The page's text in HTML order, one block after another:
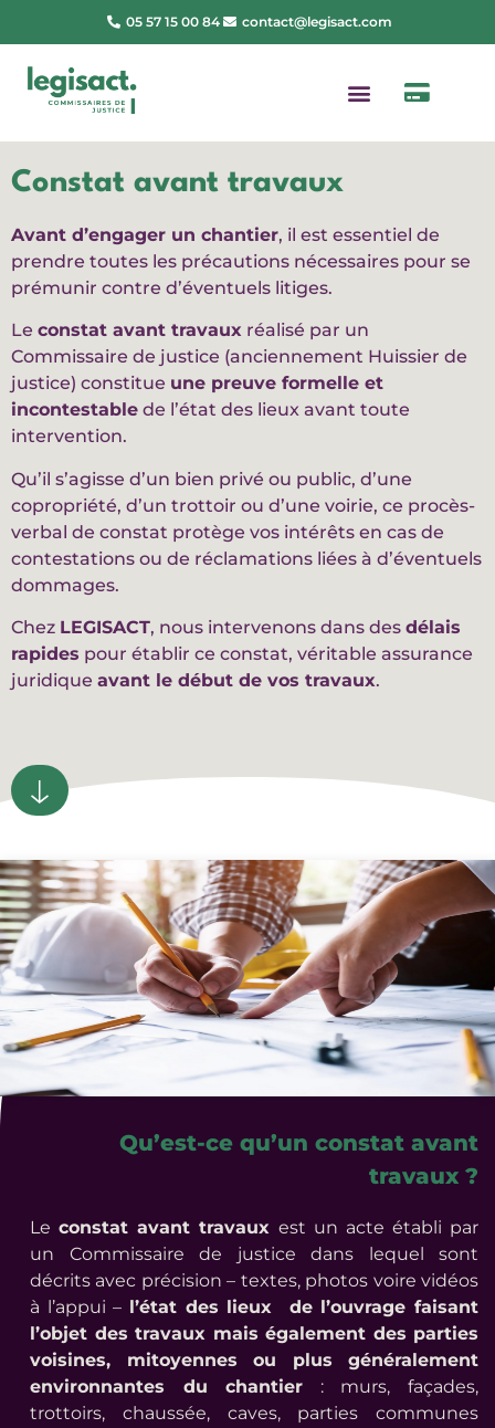
05 57 15 00 84 contact@legisact.com
Constat avant travaux
Avant d’engager un chantier, il est essentiel de
prendre toutes les précautions nécessaires pour se
prémunir contre d’éventuels litiges.
Le constat avant travaux réalisé par un
Commissaire de justice (anciennement Huissier de
justice) constitue une preuve formelle et
incontestable de l’état des lieux avant toute
intervention.
Qu’il s’agisse d’un bien privé ou public, d’une
copropriété, d’un trottoir ou d’une voirie, ce procès-
verbal de constat protège vos intérêts en cas de
contestations ou de réclamations liées à d’éventuels
dommages.
Chez LEGISACT, nous intervenons dans des délais
rapides pour établir ce constat, véritable assurance
juridique avant le début de vos travaux.
Qu’est-ce qu’un constat avant
travaux ?
Leconstat avant travaux est un acte établi par
un Commissaire de justice dans lequel sont
décrits avec précision – textes, photos voire vidéos
à l’appui – l’état des lieux de l’ouvrage faisant
l’objet des travaux mais également des parties
voisines, mitoyennes ou plus généralement
environnantes du chantier : murs, façades,
trottoirs, chaussée, caves, parties communes